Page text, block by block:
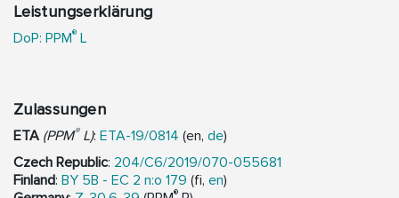
Leistungserklärung
DoP: PPM® L
Zulassungen
ETA (PPM®L): ETA-19/0814 (en, de)
Czech Republic: 204/C6/2019/070-055681
Finland: BY 5B - EC 2 n:o 179 (fi, en)
®